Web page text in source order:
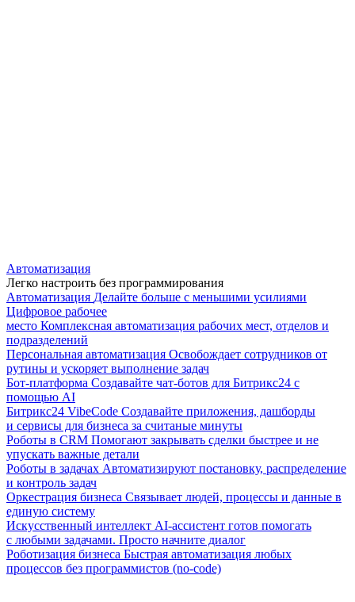
Автоматизация
Легко настроить без программирования
Автоматизация Делайте больше с меньшими усилиями
Цифровое рабочее
место Комплексная автоматизация рабочих мест, отделов и
подразделений
Персональная автоматизация Освобождает сотрудников от
рутины и ускоряет выполнение задач
Бот-платформа Создавайте чат-ботов для Битрикс24 с
помощью AI
Битрикс24 VibeCode Создавайте приложения, дашборды
и сервисы для бизнеса за считаные минуты
Роботы в CRM Помогают закрывать сделки быстрее и не
упускать важные детали
Роботы в задачах Автоматизируют постановку, распределение
и контроль задач
Оркестрация бизнеса Связывает людей, процессы и данные в
единую систему
Искусственный интеллект AI-ассистент готов помогать
с любыми задачами. Просто начните диалог
Роботизация бизнеса Быстрая автоматизация любых
процессов без программистов (no-code)